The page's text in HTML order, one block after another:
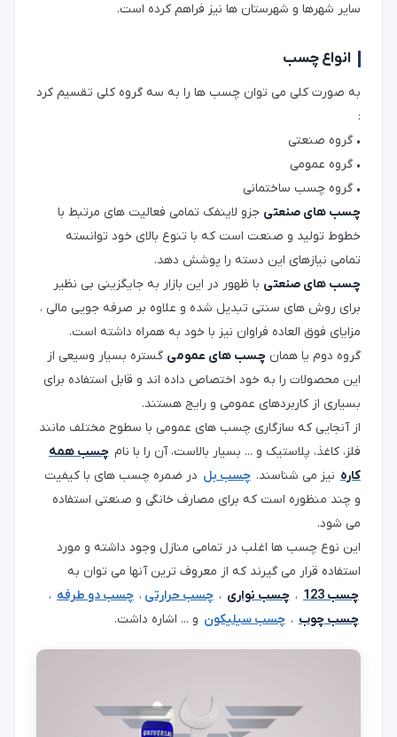
سایر شهرها و شهرستان ها نیز فراهم کرده است.
انواع چسب
به صورت کلی می توان چسب ها را به سه گروه کلی تقسیم کرد
:
• گروه صنعتی
• گروه عمومی
• گروه چسب ساختمانی
چسب های صنعتی جزو لاینفک تمامی فعالیت های مرتبط با
خطوط تولید و صنعت است که با تنوع بالای خود توانسته
تمامی نیازهای این دسته را پوشش دهد.
چسب های صنعتی با ظهور در این بازار به جایگزینی بی نظیر
برای روش های سنتی تبدیل شده و علاوه بر صرفه جویی مالی ،
مزایای فوق العاده فراوان نیز با خود به همراه داشته است.
گروه دوم یا همان چسب های عمومی گستره بسیار وسیعی از
این محصولات را به خود اختصاص داده اند و قابل استفاده برای
بسیاری از کاربردهای عمومی و رایج هستند.
از آنجایی که سازگاری چسب های عمومی با سطوح مختلف مانند
فلز، کاغذ، پلاستیک و ... بسیار بالاست، آن را با نام چسب همه
کاره نیز می شناسند. چسب بل در ضمره چسب های با کیفیت
و چند منظوره است که برای مصارف خانگی و صنعتی استفاده
می شود.
این نوع چسب ها اغلب در تمامی منازل وجود داشته و مورد
استفاده قرار می گیرند که از معروف ترین آنها می توان به
چسب 123
، چسب نواری ، چسب حرارتی ، چسب دو طرفه ،
چسب چوب ، چسب سیلیکون و ... اشاره داشت.